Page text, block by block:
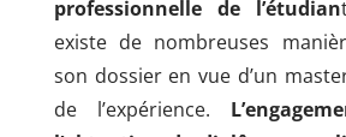
professionnelle de l’étudian
existe de nombreuses
son dossier en vue d’un
de l’expérience.